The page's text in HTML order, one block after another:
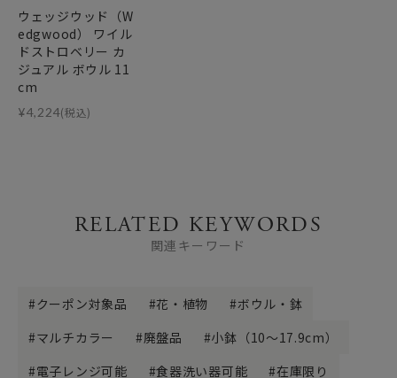
ウェッジウッド（W
edgwood） ワイル
ドストロベリー カ
ジュアル ボウル 11
cm
¥4,224(税込)
RELATED KEYWORDS
関連キーワード
クーポン対象品 花・植物
ボウル・鉢
マルチカラー
廃盤品
小鉢（10～17.9cm）
電子レンジ可能
食器洗い器可能 在庫限り